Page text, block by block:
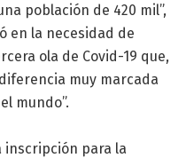
población de 420 mil”,
en la necesidad de
ola de Covid-19 que,
muy marcada
mundo”.
inscripción para la